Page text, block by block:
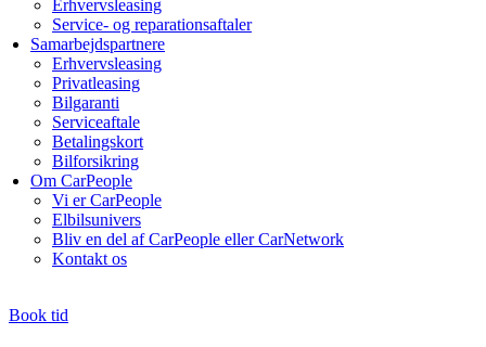
Erhvervsleasing
Service- og reparationsaftaler
Samarbejdspartnere
Erhvervsleasing
Privatleasing
Bilgaranti
Serviceaftale
Betalingskort
Bilforsikring
Om CarPeople
Vi er CarPeople
Elbilsunivers
Bliv en del af CarPeople eller CarNetwork
Kontakt os
Book tid